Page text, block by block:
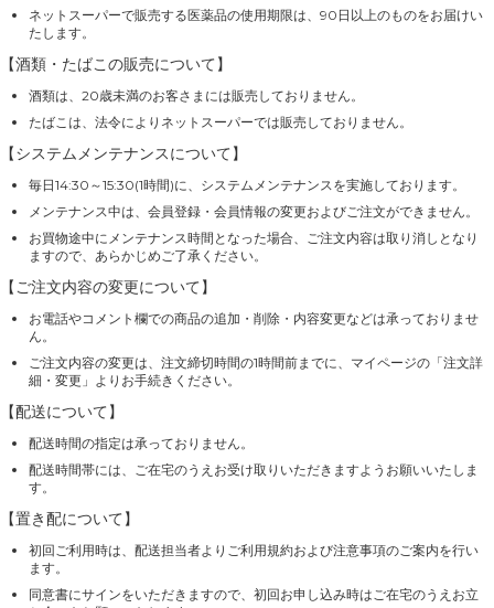
ネットスーパーで販売する医薬品の使用期限は、90日以上のものをお届けい
たします。
【酒類・たばこの販売について】
酒類は、20歳未満のお客さまには販売しておりません。
たばこは、法令によりネットスーパーでは販売しておりません。
【システムメンテナンスについて】
毎日14:30～15:30(1時間)に、システムメンテナンスを実施しております。
メンテナンス中は、会員登録・会員情報の変更およびご注文ができません。
お買物途中にメンテナンス時間となった場合、ご注文内容は取り消しとなり
ますので、あらかじめご了承ください。
【ご注文内容の変更について】
お電話やコメント欄での商品の追加・削除・内容変更などは承っておりませ
ん。
ご注文内容の変更は、注文締切時間の1時間前までに、マイページの「注文詳
細・変更」よりお手続きください。
【配送について】
配送時間の指定は承っておりません。
配送時間帯には、ご在宅のうえお受け取りいただきますようお願いいたしま
す。
【置き配について】
初回ご利用時は、配送担当者よりご利用規約および注意事項のご案内を行い
ます。
同意書にサインをいただきますので、初回お申し込み時はご在宅のうえお立